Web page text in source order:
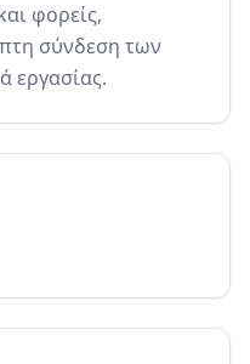
φορείς,
σύνδεση των
εργασίας.